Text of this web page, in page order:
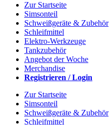
Zur Startseite
Simsonteil
Schweißgeräte & Zubehör
Schleifmittel
Elektro-Werkzeuge
Tankzubehör
Angebot der Woche
Merchandise
Registrieren / Login
Zur Startseite
Simsonteil
Schweißgeräte & Zubehör
Schleifmittel